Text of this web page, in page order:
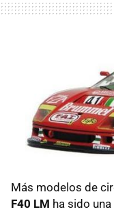
Más modelos de
F40 LM ha sido